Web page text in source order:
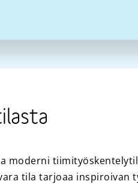
moderni
tila tarjoaa inspiroivan